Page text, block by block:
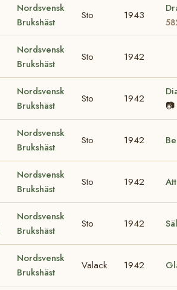
Nordsvensk
Brukshäst
Sto 1943
Nordsvensk
Brukshäst
Sto 1942
Nordsvensk
Brukshäst
Sto 1942
📷
Nordsvensk
Brukshäst
Sto 1942
Nordsvensk
Brukshäst
Sto 1942
Nordsvensk
Brukshäst
Sto 1942
Nordsvensk
Brukshäst
Valack 1942